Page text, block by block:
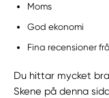
Moms
God ekonomi
Fina recensioner
Du hittar mycket
Skene på denna